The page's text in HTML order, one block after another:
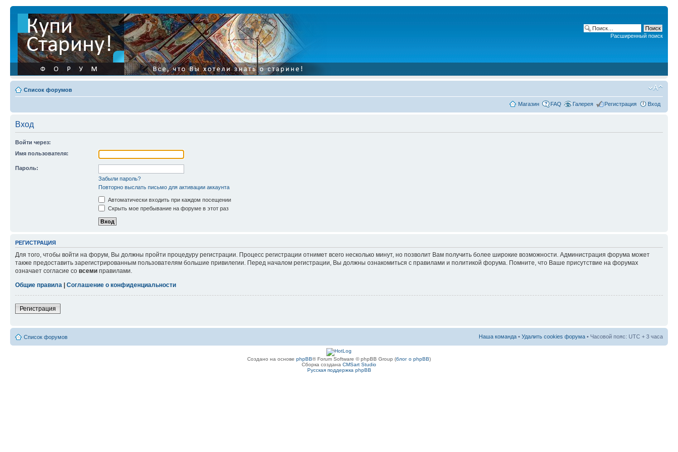
Расширенный поиск
Список форумов
Магазин FAQ Галерея Регистрация Вход
Вход
Войти через:
Имя пользователя:
Пароль:
Забыли пароль?
Повторно выслать письмо для активации аккаунта
Автоматически входить при каждом посещении
Скрыть мое пребывание на форуме в этот раз
РЕГИСТРАЦИЯ
Для того, чтобы войти на форум, Вы должны пройти процедуру регистрации. Процесс регистрации отнимет всего несколько минут, но позволит Вам получить более широкие возможности. Администрация форума может
также предоставить зарегистрированным пользователям большие привилегии. Перед началом регистрации, Вы должны ознакомиться с правилами и политикой форума. Помните, что Ваше присутствие на форумах
означает согласие со всеми правилами.
Общие правила | Соглашение о конфиденциальности
Регистрация
Список форумов Наша команда • Удалить cookies форума • Часовой пояс: UTC + 3 часа
Создано на основе phpBB® Forum Software © phpBB Group (блог о phpBB)
Сборка создана CMSart Studio
Русская поддержка phpBB